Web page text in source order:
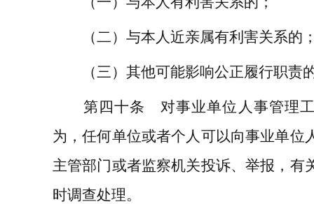
（二）与本人近亲属有利害关系的
（三）其他可能影响公正履行职责
第四十条 对事业单位人事管理工
为，任何单位或者个人可以向事业单位
主管部门或者监察机关投诉、举报，有
时调查处理。